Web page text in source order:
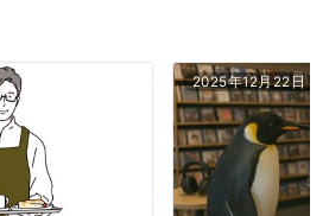
2025年12月22日